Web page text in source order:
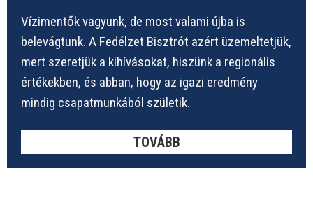
Vízimentők vagyunk, de most valami újba is
belevágtunk. A Fedélzet Bisztrót azért üzemeltetjük,
mert szeretjük a kihívásokat, hiszünk a regionális
értékekben, és abban, hogy az igazi eredmény
mindig csapatmunkából születik.
TOVÁBB